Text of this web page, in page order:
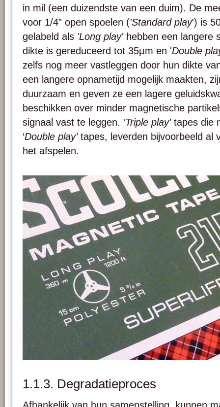
in mil (een duizendste van een duim). De
voor 1/4” open spoelen ('Standard play') is
gelabeld als 'Long play'hebben een langere
dikte is gereduceerd tot 35µm en 'Double
zelfs nog meer vastleggen door hun dikte
een langere opnametijd mogelijk maakten,
duurzaam en geven ze een lagere
beschikken over minder magnetische
signaal vast te leggen. 'Triple play'tapes die
‘Double play’tapes, leverden bijvoorbeeld al
het afspelen.
1.1.3. Degradatieproces